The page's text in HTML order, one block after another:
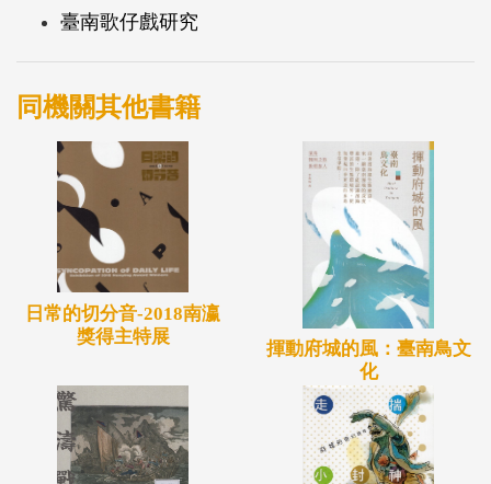
臺南歌仔戲研究
同機關其他書籍
日常的切分音-2018南瀛
獎得主特展
揮動府城的風：臺南鳥文
化